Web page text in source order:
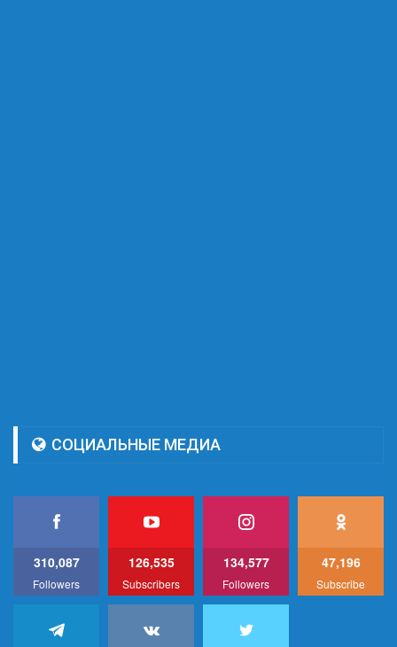
СОЦИАЛЬНЫЕ МЕДИА
310,087
Followers
126,535
Subscribers
134,577
Followers
47,196
Subscribe